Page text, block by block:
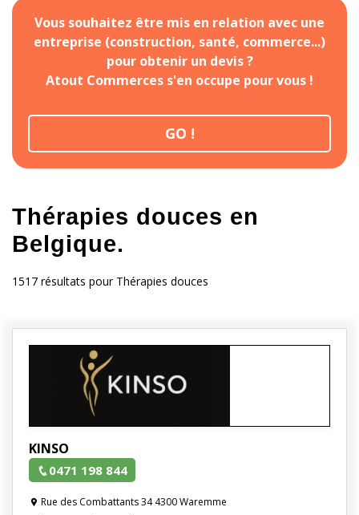
Vous souhaitez être mis en relation avec une
entreprise (construction, santé, commerce...)
pour obtenir un devis ?
Atout Commerces s'en occupe pour vous !
GO !
Thérapies douces en
Belgique.
1517 résultats pour Thérapies douces
KINSO
0471 198 844
Rue des Combattants 34 4300 Waremme